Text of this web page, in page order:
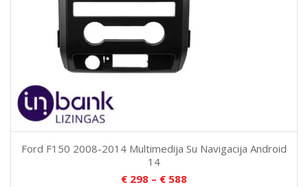
Ford F150 2008-2014 Multimedija Su Navigacija Android
14
€ 298 – € 588